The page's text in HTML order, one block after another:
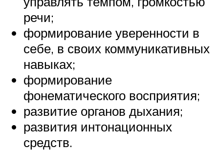
речи;
формирование уверенности в
себе, в своих коммуникативных
навыках;
формирование
фонематического восприятия;
развитие органов дыхания;
развития интонационных
средств.